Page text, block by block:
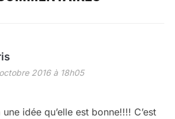
2016 à 18h05
idée qu’elle est bonne!!!! C’est